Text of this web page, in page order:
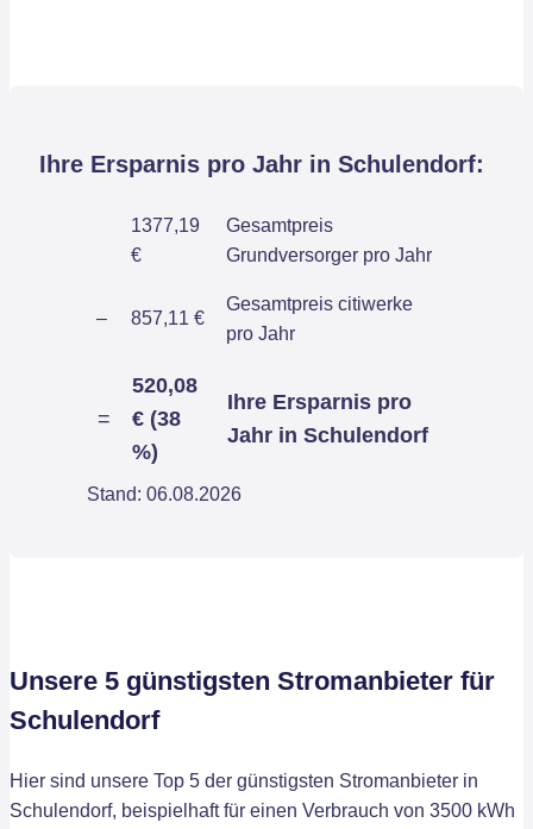
Ihre Ersparnis pro Jahr in Schulendorf:
1377,19
€
Gesamtpreis
Grundversorger pro Jahr
– 857,11 €
Gesamtpreis citiwerke
pro Jahr
=
520,08
€ (38
%)
Ihre Ersparnis pro
Jahr in Schulendorf
Stand: 06.08.2026
Unsere 5 günstigsten Stromanbieter für
Schulendorf
Hier sind unsere Top 5 der günstigsten Stromanbieter in
Schulendorf, beispielhaft für einen Verbrauch von 3500 kWh